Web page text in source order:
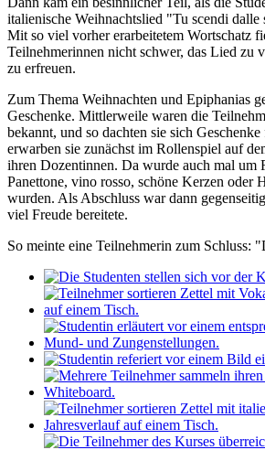
italienische Weihnachtslied "Tu scendi
Mit so viel vorher erarbeitetem Wortschatz
Teilnehmerinnen nicht schwer, das Lied zu
zu erfreuen.
Zum Thema Weihnachten und Epiphanias
Geschenke. Mittlerweile waren die
bekannt, und so dachten sie sich
erwarben sie zunächst im Rollenspiel auf
ihren Dozentinnen. Da wurde auch mal um
Panettone, vino rosso, schöne Kerzen oder
wurden. Als Abschluss war dann
viel Freude bereitete.
So meinte eine Teilnehmerin zum Schluss: